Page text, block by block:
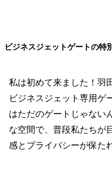
ビジネスジェットゲートの特
私は初めて来ました！羽
ビジネスジェット専用ゲ
はただのゲートじゃない
な空間で、普段私たちが
感とプライバシーが保た